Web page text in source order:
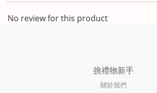
No review for this product
挑禮物新手
關於我們